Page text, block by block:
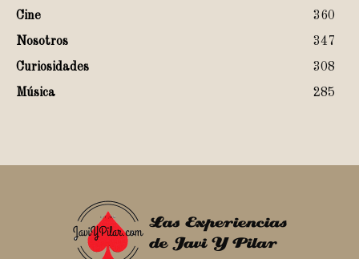
Cine
360
Nosotros
347
Curiosidades
308
Música
285